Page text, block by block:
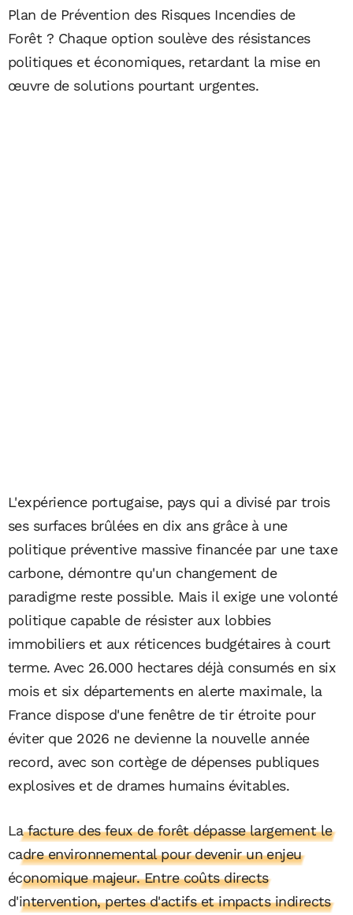
Plan de Prévention des Risques Incendies de
Forêt ? Chaque option soulève des résistances
politiques et économiques, retardant la mise en
œuvre de solutions pourtant urgentes.
L'expérience portugaise, pays qui a divisé par trois
ses surfaces brûlées en dix ans grâce à une
politique préventive massive financée par une taxe
carbone, démontre qu'un changement de
paradigme reste possible. Mais il exige une volonté
politique capable de résister aux lobbies
immobiliers et aux réticences budgétaires à court
terme. Avec 26.000 hectares déjà consumés en six
mois et six départements en alerte maximale, la
France dispose d'une fenêtre de tir étroite pour
éviter que 2026 ne devienne la nouvelle année
record, avec son cortège de dépenses publiques
explosives et de drames humains évitables.
La facture des feux de forêt dépasse largement le
cadre environnemental pour devenir un enjeu
économique majeur. Entre coûts directs
d'intervention, pertes d'actifs et impacts indirects